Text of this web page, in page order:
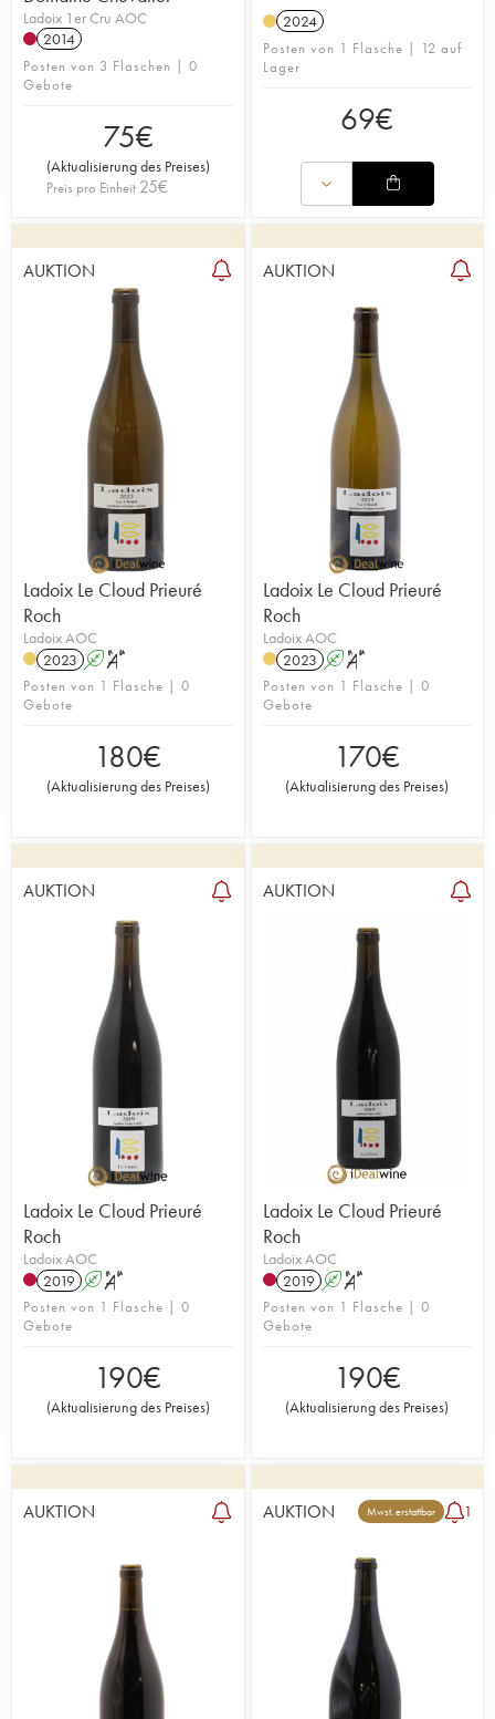
Ladoix 1er Cru AOC
2014
Posten von 3 Flaschen | 0
Gebote
75€
(Aktualisierung des Preises)
Preis pro Einheit 25€
2024
Posten von 1 Flasche | 12 auf
Lager
69€
AUKTION
Ladoix Le Cloud Prieuré
Roch
Ladoix AOC
2023 A S
Posten von 1 Flasche | 0
Gebote
180€
(Aktualisierung des Preises)
AUKTION
Ladoix Le Cloud Prieuré
Roch
Ladoix AOC
2023 A S
Posten von 1 Flasche | 0
Gebote
170€
(Aktualisierung des Preises)
AUKTION
Ladoix Le Cloud Prieuré
Roch
Ladoix AOC
2019 A S
Posten von 1 Flasche | 0
Gebote
190€
(Aktualisierung des Preises)
AUKTION
Ladoix Le Cloud Prieuré
Roch
Ladoix AOC
2019 A S
Posten von 1 Flasche | 0
Gebote
190€
(Aktualisierung des Preises)
AUKTION AUKTION Mwst. erstattbar 1